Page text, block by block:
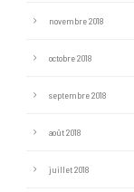
novembre 2018
octobre 2018
septembre 2018
août 2018
juillet 2018